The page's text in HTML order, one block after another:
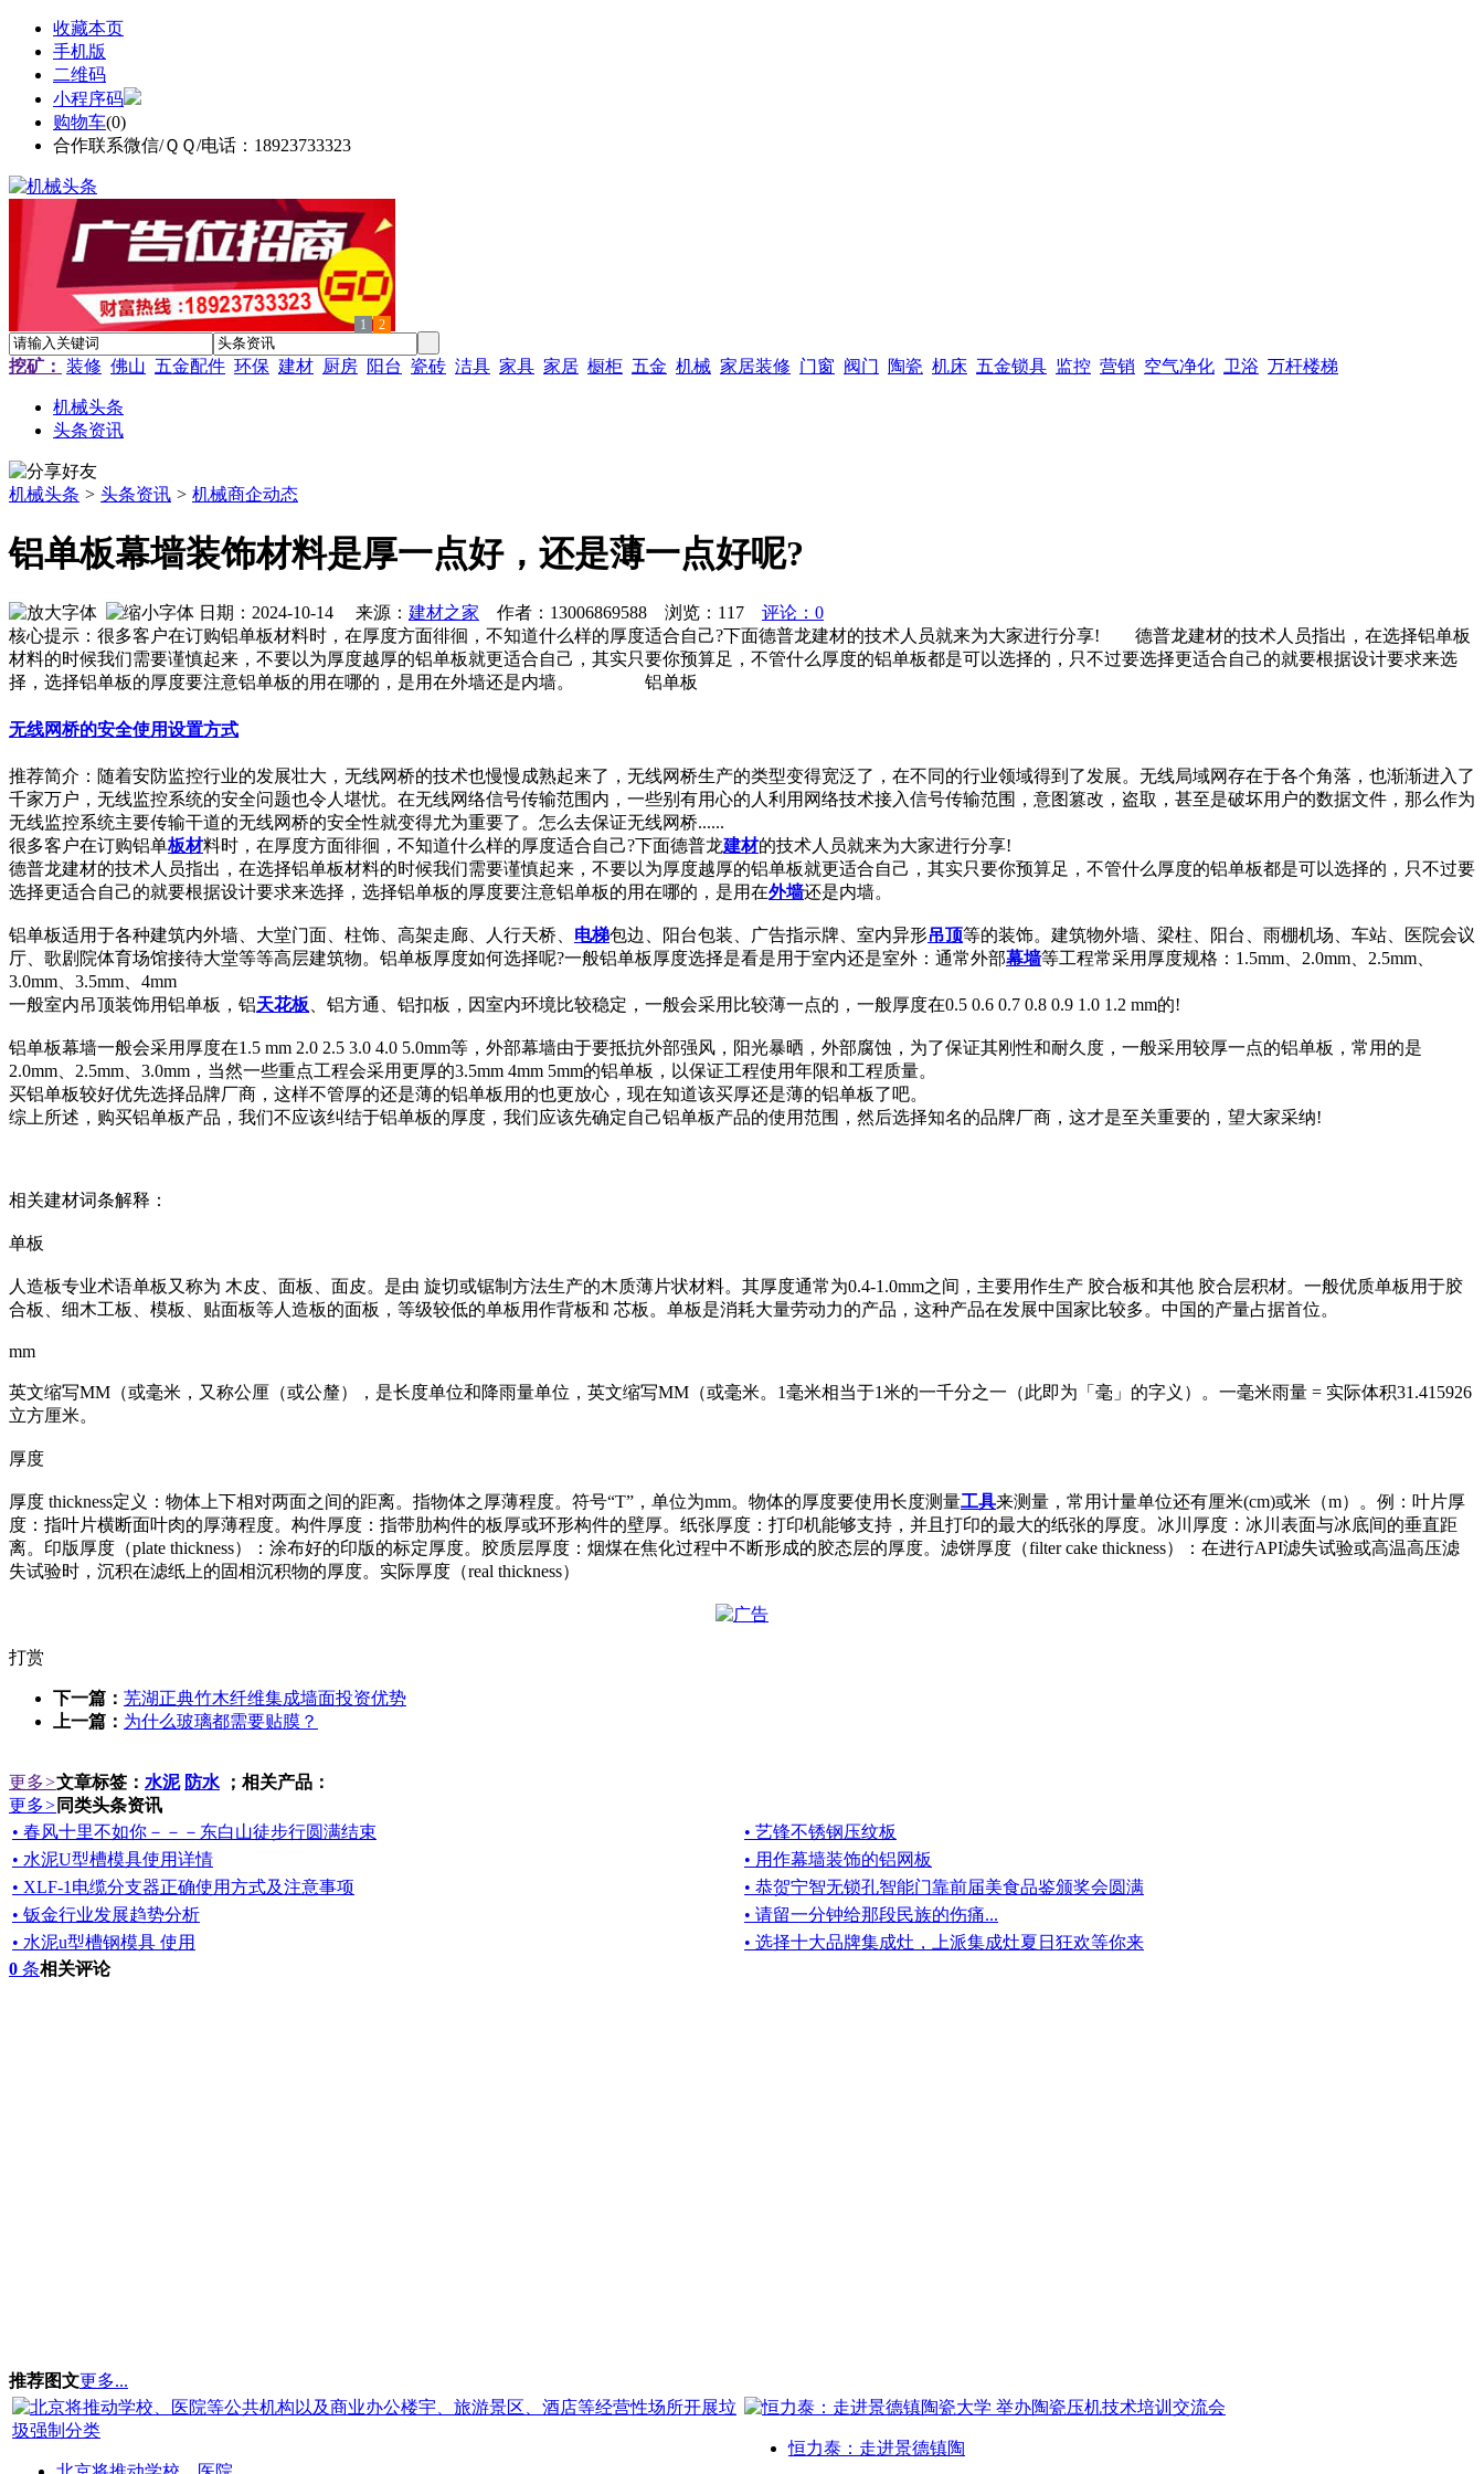
收藏本页
手机版
二维码
小程序码
购物车(0)
合作联系微信/ＱＱ/电话：18923733323
1 2
挖矿： 装修 佛山 五金配件 环保 建材 厨房 阳台 瓷砖 洁具 家具 家居 橱柜 五金 机械 家居装修 门窗 阀门 陶瓷 机床 五金锁具 监控 营销 空气净化 卫浴 万杆楼梯
机械头条
头条资讯
机械头条 > 头条资讯 > 机械商企动态
铝单板幕墙装饰材料是厚一点好，还是薄一点好呢?
日期：2024-10-14 来源： 建材之家 作者：13006869588 浏览： 117
评论：0
核心提示：很多客户在订购铝单板材料时，在厚度方面徘徊，不知道什么样的厚度适合自己?下面德普龙建材的技术人员就来为大家进行分享! 德普龙建材的技术人员指出，在选择铝单板
材料的时候我们需要谨慎起来，不要以为厚度越厚的铝单板就更适合自己，其实只要你预算足，不管什么厚度的铝单板都是可以选择的，只不过要选择更适合自己的就要根据设计要求来选
择，选择铝单板的厚度要注意铝单板的用在哪的，是用在外墙还是内墙。 铝单板
无线网桥的安全使用设置方式
推荐简介：随着安防监控行业的发展壮大，无线网桥的技术也慢慢成熟起来了，无线网桥生产的类型变得宽泛了，在不同的行业领域得到了发展。无线局域网存在于各个角落，也渐渐进入了
千家万户，无线监控系统的安全问题也令人堪忧。在无线网络信号传输范围内，一些别有用心的人利用网络技术接入信号传输范围，意图篡改，盗取，甚至是破坏用户的数据文件，那么作为
无线监控系统主要传输干道的无线网桥的安全性就变得尤为重要了。怎么去保证无线网桥......
很多客户在订购铝单板材料时，在厚度方面徘徊，不知道什么样的厚度适合自己?下面德普龙建材的技术人员就来为大家进行分享!
德普龙建材的技术人员指出，在选择铝单板材料的时候我们需要谨慎起来，不要以为厚度越厚的铝单板就更适合自己，其实只要你预算足，不管什么厚度的铝单板都是可以选择的，只不过要
选择更适合自己的就要根据设计要求来选择，选择铝单板的厚度要注意铝单板的用在哪的，是用在外墙还是内墙。
铝单板适用于各种建筑内外墙、大堂门面、柱饰、高架走廊、人行天桥、 电梯包边、阳台包装、广告指示牌、室内异形吊顶等的装饰。建筑物外墙、梁柱、阳台、雨棚机场、车站、医院会议
厅、歌剧院体育场馆接待大堂等等高层建筑物。铝单板厚度如何选择呢?一般铝单板厚度选择是看是用于室内还是室外：通常外部幕墙等工程常采用厚度规格：1.5mm、2.0mm、2.5mm、
3.0mm、3.5mm、4mm
一般室内吊顶装饰用铝单板，铝天花板 、铝方通、铝扣板，因室内环境比较稳定，一般会采用比较薄一点的，一般厚度在0.5 0.6 0.7 0.8 0.9 1.0 1.2 mm的!
铝单板幕墙一般会采用厚度在1.5 mm 2.0 2.5 3.0 4.0 5.0mm等，外部幕墙由于要抵抗外部强风，阳光暴晒，外部腐蚀，为了保证其刚性和耐久度，一般采用较厚一点的铝单板，常用的是
2.0mm、2.5mm、3.0mm，当然一些重点工程会采用更厚的3.5mm 4mm 5mm的铝单板，以保证工程使用年限和工程质量。
买铝单板较好优先选择品牌厂商，这样不管厚的还是薄的铝单板用的也更放心，现在知道该买厚还是薄的铝单板了吧。
综上所述，购买铝单板产品，我们不应该纠结于铝单板的厚度，我们应该先确定自己铝单板产品的使用范围，然后选择知名的品牌厂商，这才是至关重要的，望大家采纳!
相关建材词条解释：
单板
人造板专业术语单板又称为 木皮、面板、面皮。是由 旋切或锯制方法生产的木质薄片状材料。其厚度通常为0.4-1.0mm之间，主要用作生产 胶合板和其他 胶合层积材。一般优质单板用于胶
合板、细木工板、模板、贴面板等人造板的面板，等级较低的单板用作背板和 芯板。单板是消耗大量劳动力的产品，这种产品在发展中国家比较多。中国的产量占据首位。
mm
英文缩写MM（或毫米，又称公厘（或公釐），是长度单位和降雨量单位，英文缩写MM（或毫米。1毫米相当于1米的一千分之一（此即为「毫」的字义）。一毫米雨量 = 实际体积31.415926
立方厘米。
厚度
厚度 thickness定义：物体上下相对两面之间的距离。指物体之厚薄程度。符号“T”，单位为mm。物体的厚度要使用长度测量工具来测量，常用计量单位还有厘米(cm)或米（m）。例：叶片厚
度：指叶片横断面叶肉的厚薄程度。构件厚度：指带肋构件的板厚或环形构件的壁厚。纸张厚度：打印机能够支持，并且打印的最大的纸张的厚度。冰川厚度：冰川表面与冰底间的垂直距
离。印版厚度（plate thickness）：涂布好的印版的标定厚度。胶质层厚度：烟煤在焦化过程中不断形成的胶态层的厚度。滤饼厚度（filter cake thickness）：在进行API滤失试验或高温高压滤
失试验时，沉积在滤纸上的固相沉积物的厚度。实际厚度（real thickness）
打赏
下一篇： 芜湖正典竹木纤维集成墙面投资优势
上一篇： 为什么玻璃都需要贴膜？
更多>文章标签： 水泥 防水 ；相关产品：
更多> 同类头条资讯
• 春风十里不如你－－－东白山徒步行圆满结束
• 艺锋不锈钢压纹板
• 水泥U型槽模具使用详情
• 用作幕墙装饰的铝网板
• XLF-1电缆分支器正确使用方式及注意事项
• 恭贺宁智无锁孔智能门靠前届美食品鉴颁奖会圆满
• 钣金行业发展趋势分析
• 请留一分钟给那段民族的伤痛...
• 水泥u型槽钢模具 使用
• 选择十大品牌集成灶，上派集成灶夏日狂欢等你来
0 条相关评论
推荐图文更多...
恒力泰：走进景德镇陶